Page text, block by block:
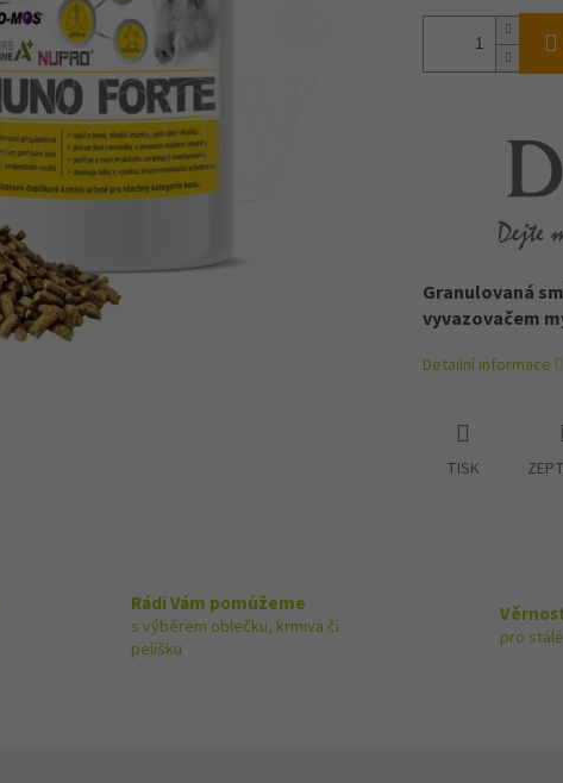
Granulovaná
vyvazovačem
Detailní informace
TISK
Rádi Vám pomůžeme
s výběrem oblečku, krmiva či
pelíšku
pro